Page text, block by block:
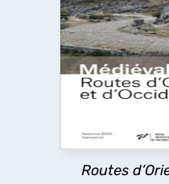
Routes
Routes
Pèlerins,
sillonnent les routes
des espaces
que les